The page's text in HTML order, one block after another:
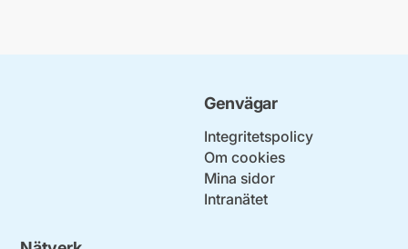
Genvägar
Integritetspolicy
Om cookies
Mina sidor
Intranätet